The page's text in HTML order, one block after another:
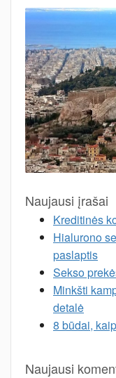
Naujausi įrašai
Kreditinės
Hialurono
paslaptis
Sekso
Minkšti
detalė
8 būdai,
Naujausi